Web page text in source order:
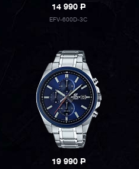
14 990P
EFV-600D-3C
19 990P